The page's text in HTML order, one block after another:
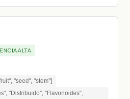
ALTA
"seed", "stem"]
"Distribuido", "Flavonoides",